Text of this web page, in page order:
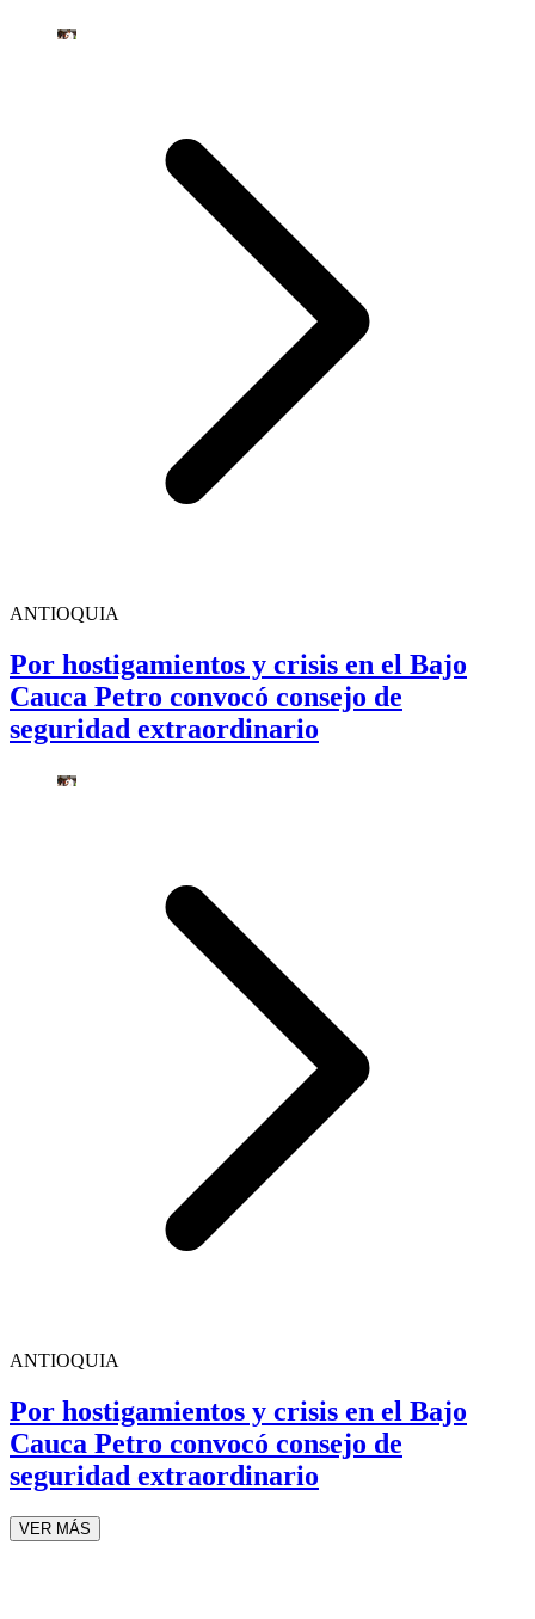
ANTIOQUIA
Por hostigamientos y crisis en el Bajo
Cauca Petro convocó consejo de
seguridad extraordinario
ANTIOQUIA
Por hostigamientos y crisis en el Bajo
Cauca Petro convocó consejo de
seguridad extraordinario
VER MÁS